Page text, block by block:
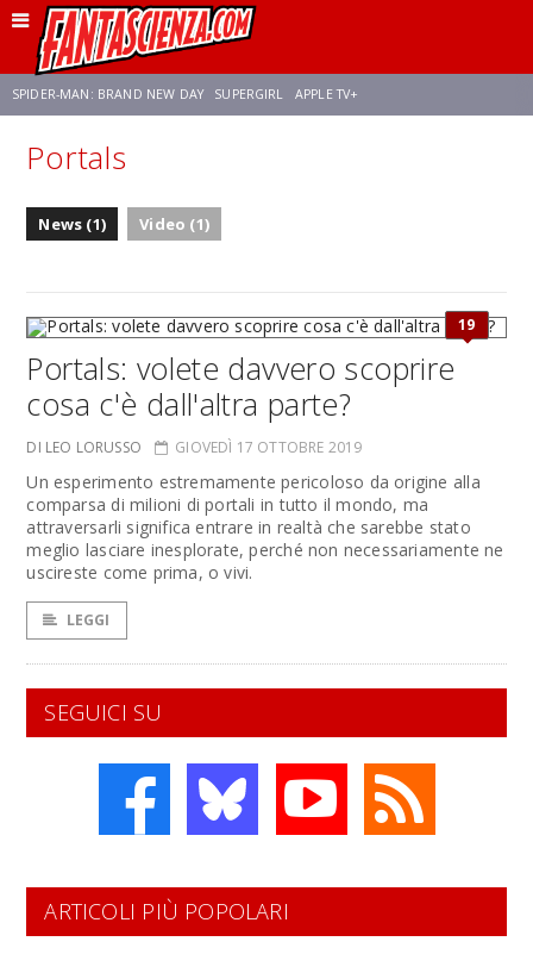
SPIDER-MAN: BRAND NEW DAY SUPERGIRL APPLE TV+
FRANCO RICCIARDIELLO
Portals
News (1) Video (1)
19
Portals: volete davvero scoprire
cosa c'è dall'altra parte?
DI LEO LORUSSO GIOVEDÌ 17 OTTOBRE 2019
Un esperimento estremamente pericoloso da origine alla
comparsa di milioni di portali in tutto il mondo, ma
attraversarli significa entrare in realtà che sarebbe stato
meglio lasciare inesplorate, perché non necessariamente ne
uscireste come prima, o vivi.
LEGGI
SEGUICI SU
ARTICOLI PIÙ POPOLARI